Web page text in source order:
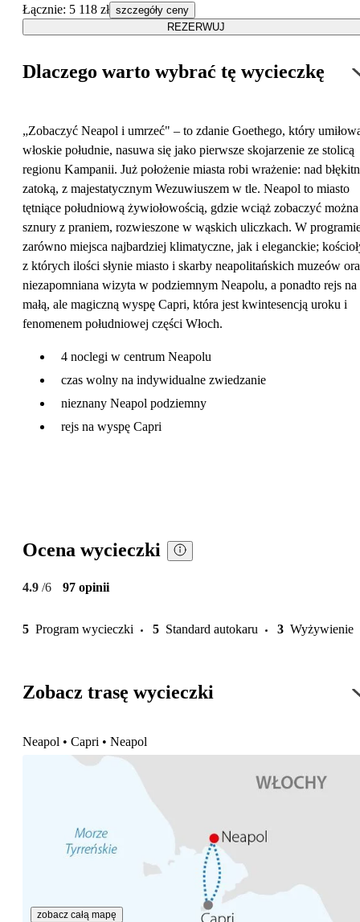
Łącznie: 5 118 zł szczegóły ceny
REZERWUJ
Dlaczego warto wybrać tę wycieczkę
„Zobaczyć Neapol i umrzeć" – to zdanie Goethego, który
włoskie południe, nasuwa się jako pierwsze skojarzenie ze stolicą
regionu Kampanii. Już położenie miasta robi wrażenie: nad
zatoką, z majestatycznym Wezuwiuszem w tle. Neapol to miasto
tętniące południową żywiołowością, gdzie wciąż zobaczyć można
sznury z praniem, rozwieszone w wąskich uliczkach. W
zarówno miejsca najbardziej klimatyczne, jak i eleganckie;
z których ilości słynie miasto i skarby neapolitańskich muzeów
niezapomniana wizyta w podziemnym Neapolu, a ponadto rejs na
małą, ale magiczną wyspę Capri, która jest kwintesencją uroku i
fenomenem południowej części Włoch.
4 noclegi w centrum Neapolu
czas wolny na indywidualne zwiedzanie
nieznany Neapol podziemny
rejs na wyspę Capri
Ocena wycieczki
4.9 /6 97 opinii
5 Program wycieczki 5 Standard autokaru 3 Wyżywienie
Zobacz trasę wycieczki
Neapol • Capri • Neapol
zobacz całą mapę